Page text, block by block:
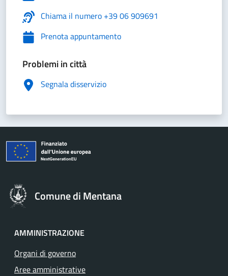
Chiama il numero +39 06 909691
Prenota appuntamento
Problemi in città
Segnala disservizio
Comune di Mentana
AMMINISTRAZIONE
Organi di governo
Aree amministrative